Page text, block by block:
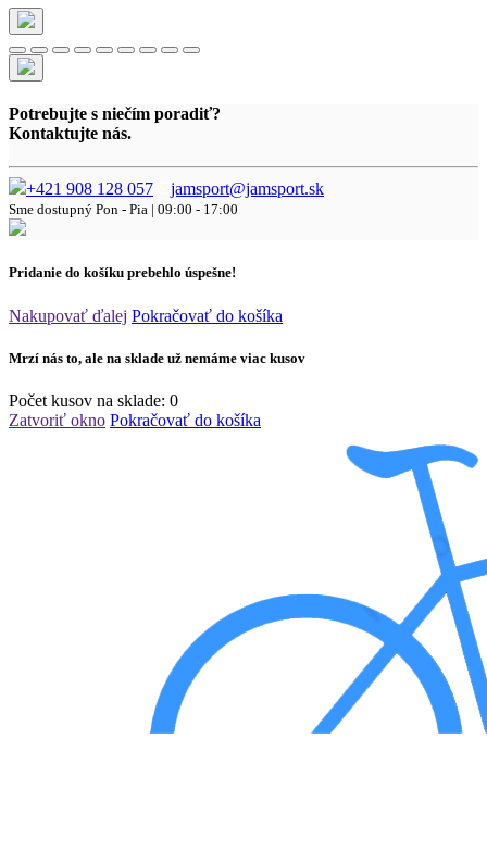
Potrebujte s niečím poradiť?
Kontaktujte nás.
+421 908 128 057 jamsport@jamsport.sk
Sme dostupný Pon - Pia | 09:00 - 17:00
Pridanie do košíku prebehlo úspešne!
Nakupovať ďalej Pokračovať do košíka
Mrzí nás to, ale na sklade už nemáme viac kusov
Počet kusov na sklade: 0
Zatvoriť okno Pokračovať do košíka